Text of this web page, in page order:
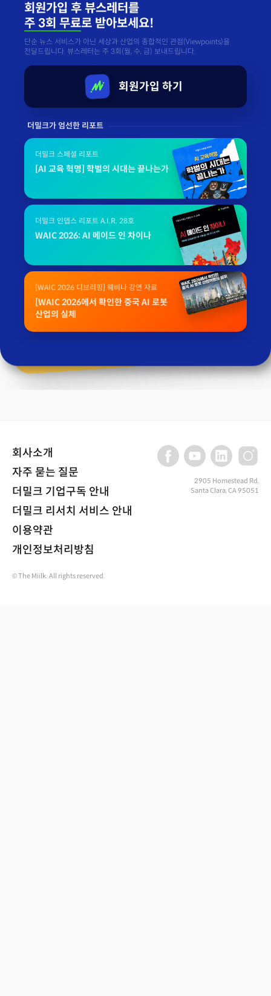
회원가입 후 뷰스레터를
주 3회 무료로 받아보세요!
단순 뉴스 서비스가 아닌 세상과 산업의 종합적인 관점(Viewpoints)을
전달드립니다. 뷰스레터는 주 3회(월, 수, 금) 보내드립니다.
회원가입 하기
더밀크가 엄선한 리포트
더밀크 스페셜 리포트
[AI 교육 혁명] 학벌의 시대는 끝나는가
더밀크 인뎁스 리포트 A.I.R. 28호
WAIC 2026: AI 메이드 인 차이나
[WAIC 2026 디브리핑] 웨비나 강연 자료
[WAIC 2026에서 확인한 중국 AI 로봇
산업의 실체
회사소개
자주 묻는 질문
더밀크 기업구독 안내
더밀크 리서치 서비스 안내
이용약관
개인정보처리방침
2905 Homestead Rd,
Santa Clara, CA 95051
© The Miilk. All rights reserved.